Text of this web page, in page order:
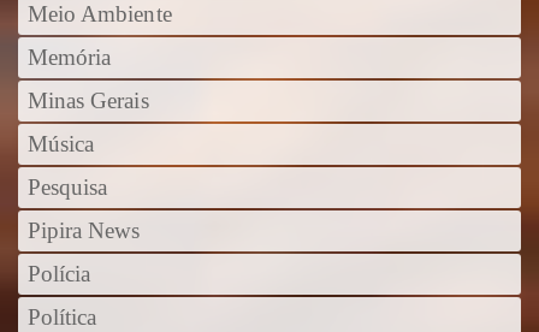
Meio Ambiente
Memória
Minas Gerais
Música
Pesquisa
Pipira News
Polícia
Política